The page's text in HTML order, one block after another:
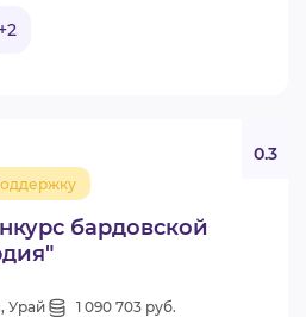
+2
бардовской
0.3
Урай
1 090 703 руб.